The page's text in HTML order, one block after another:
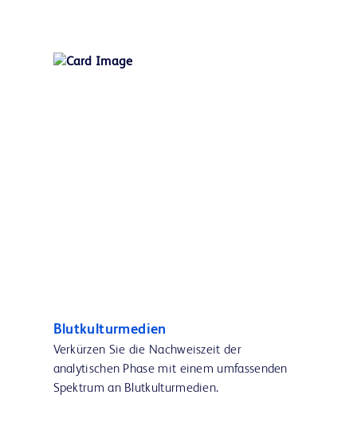
Blutkulturmedien
Verkürzen Sie die Nachweiszeit der
analytischen Phase mit einem umfassenden
Spektrum an Blutkulturmedien.